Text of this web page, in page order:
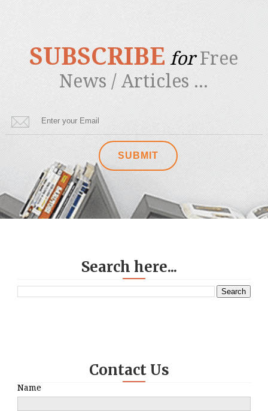
SUBSCRIBE forFree
News / Articles ...
Search here...
Contact Us
Name